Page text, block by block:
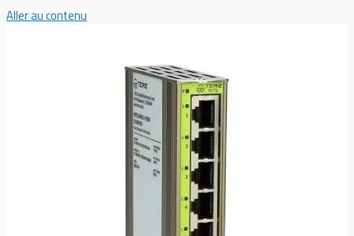
Aller au contenu